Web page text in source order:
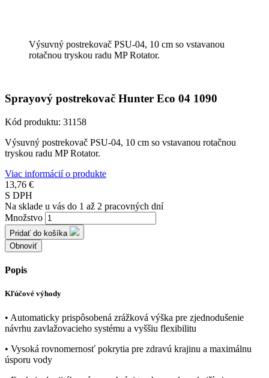
Výsuvný postrekovač PSU-04, 10 cm so vstavanou
rotačnou tryskou radu MP Rotator.
Sprayový postrekovač Hunter Eco 04 1090
Kód produktu: 31158
Výsuvný postrekovač PSU-04, 10 cm so vstavanou rotačnou
tryskou radu MP Rotator.
Viac informácií o produkte
13,76 €
S DPH
Na sklade u vás do 1 až 2 pracovných dní
Množstvo
Pridať do košíka
Popis
Kľúčové výhody
• Automaticky prispôsobená zrážková výška pre zjednodušenie
návrhu zavlažovacieho systému a vyššiu flexibilitu
• Vysoká rovnomernosť pokrytia pre zdravú krajinu a maximálnu
úsporu vody